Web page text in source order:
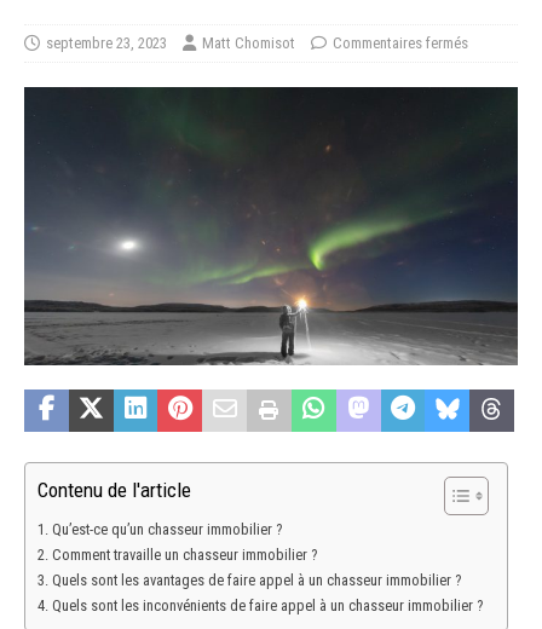
septembre 23, 2023 Matt Chomisot Commentaires fermés
Contenu de l'article
Qu’est-ce qu’un chasseur immobilier ?
Comment travaille un chasseur immobilier ?
Quels sont les avantages de faire appel à un chasseur immobilier ?
Quels sont les inconvénients de faire appel à un chasseur immobilier ?